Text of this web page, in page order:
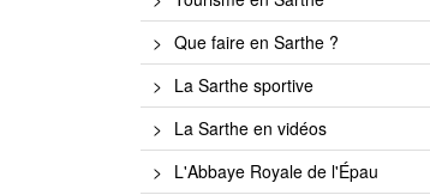
Que faire en Sarthe ?
La Sarthe sportive
La Sarthe en vidéos
L'Abbaye Royale de l'Épau